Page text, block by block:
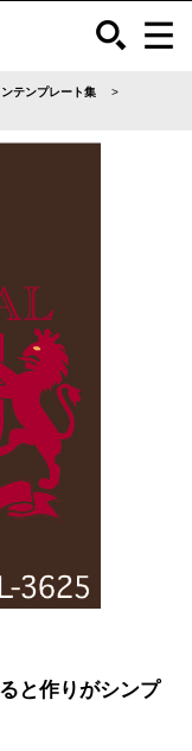
テンプレート集
と作りがシンプ